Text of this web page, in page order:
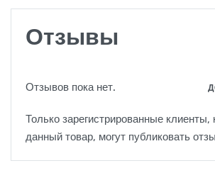
Отзывы
Отзывов пока нет.
Только зарегистрированные клиенты,
данный товар, могут публиковать